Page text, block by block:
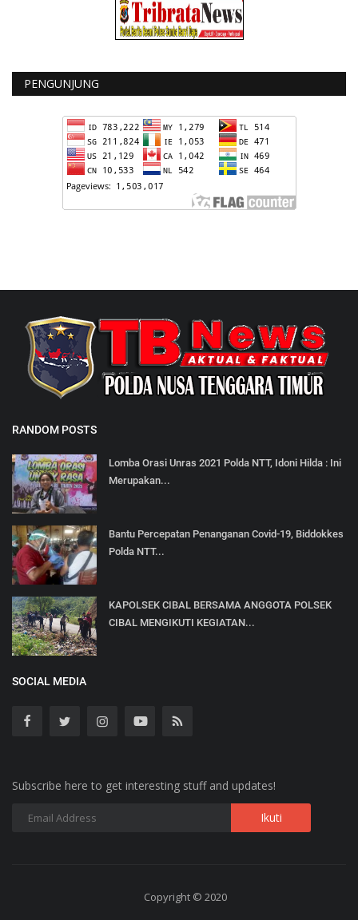
PENGUNJUNG
RANDOM POSTS
Lomba Orasi Unras 2021 Polda NTT, Idoni Hilda : Ini
Merupakan...
Bantu Percepatan Penanganan Covid-19, Biddokkes
Polda NTT...
KAPOLSEK CIBAL BERSAMA ANGGOTA POLSEK
CIBAL MENGIKUTI KEGIATAN...
SOCIAL MEDIA
Subscribe here to get interesting stuff and updates!
Copyright © 2020